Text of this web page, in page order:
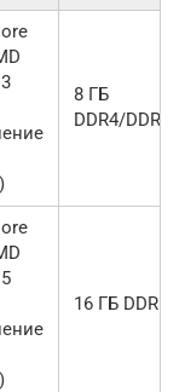
8 ГБ
DDR4/DDR5
16 ГБ DDR5